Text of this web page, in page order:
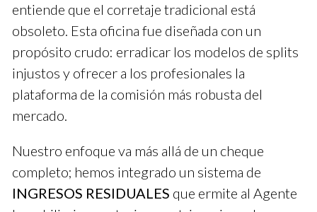
Si quieres mejorar tu equipo, considera
implementar reuniones regulares. Te
sorprenderá el impacto que puede tener.
Caso 2: Superando Desafíos
En otra experiencia, un líder enfrentó una disminución en las
organizó una serie de talleres sobre técnicas de ventas
innovadoras. Esto revitalizó al equipo y ayudó a recuperar
clientes perdidos.
entiende que el corretaje tradicional está
obsoleto. Esta oficina fue diseñada con un
propósito crudo: erradicar los modelos de splits
injustos y ofrecer a los profesionales la
plataforma de la comisión más robusta del
mercado.
Nuestro enfoque va más allá de un cheque
completo; hemos integrado un sistema de
INGRESOS RESIDUALES que ermite al Agente